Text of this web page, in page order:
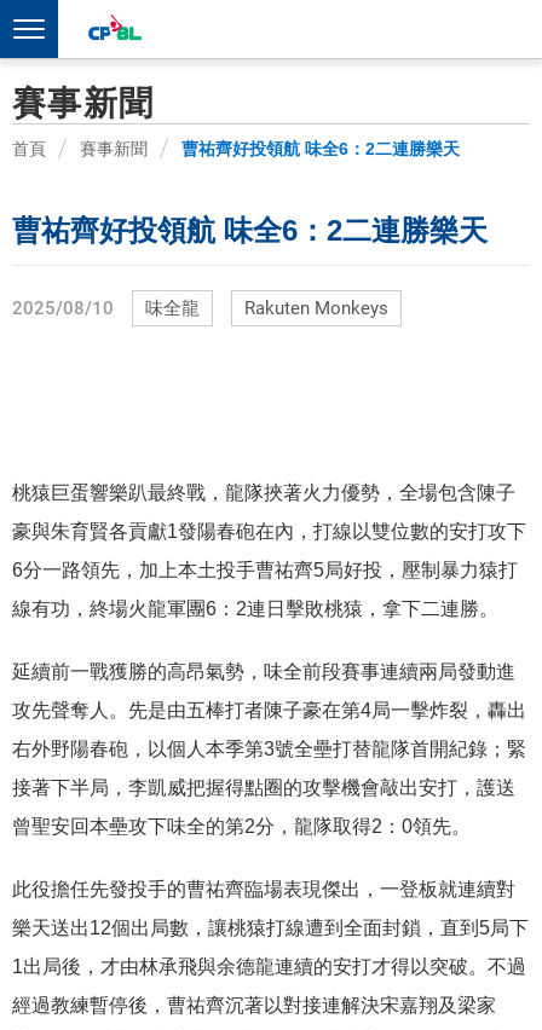
賽事新聞
首頁 賽事新聞 曹祐齊好投領航 味全6：2二連勝樂天
曹祐齊好投領航 味全6：2二連勝樂天
2025/08/10 味全龍 Rakuten Monkeys
桃猿巨蛋響樂趴最終戰，龍隊挾著火力優勢，全場包含陳子
豪與朱育賢各貢獻1發陽春砲在內，打線以雙位數的安打攻下
6分一路領先，加上本土投手曹祐齊5局好投，壓制暴力猿打
線有功，終場火龍軍團6：2連日擊敗桃猿，拿下二連勝。
延續前一戰獲勝的高昂氣勢，味全前段賽事連續兩局發動進
攻先聲奪人。先是由五棒打者陳子豪在第4局一擊炸裂，轟出
右外野陽春砲，以個人本季第3號全壘打替龍隊首開紀錄；緊
接著下半局，李凱威把握得點圈的攻擊機會敲出安打，護送
曾聖安回本壘攻下味全的第2分，龍隊取得2：0領先。
此役擔任先發投手的曹祐齊臨場表現傑出，一登板就連續對
樂天送出12個出局數，讓桃猿打線遭到全面封鎖，直到5局下
1出局後，才由林承飛與余德龍連續的安打才得以突破。不過
經過教練暫停後，曹祐齊沉著以對接連解決宋嘉翔及梁家